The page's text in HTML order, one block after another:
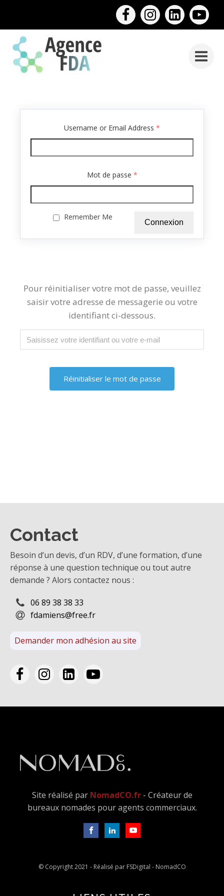
Username or Email Address *
Mot de passe *
Remember Me
Pour réinitialiser votre mot de passe, veuillez
saisir votre adresse de messagerie ou votre
identifiant ci-dessous.
Contact
Besoin d’un devis, d’un RDV, d’une formation, d’une
réponse à une question technique ou tout autre
demande ? Alors contactez nous :
06 89 38 38 33
fdamiens@free.fr
Demander mon adhésion au site
Site réalisé par NomadCO.fr - Créateur de
bureaux nomades pour agents commerciaux.
© Copyright 2021 - Réalisé par FSDigital - NomadCO